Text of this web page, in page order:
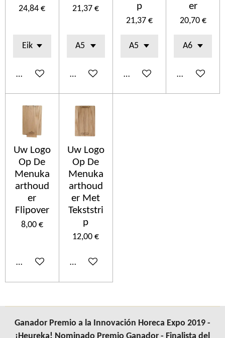
24,84 €
Añadir al carrito
21,37 €
Añadir al carrito
p
21,37 €
Añadir al carrito
er
20,70 €
Añadir al
Uw Logo
Op De
Menuka
arthoud
er
Flipover
8,00 €
Añadir al carrito
Uw Logo
Op De
Menuka
arthoud
er Met
Tekststri
p
12,00 €
Añadir al carrito
Ganador Premio a la Innovación Horeca Expo 2019 -